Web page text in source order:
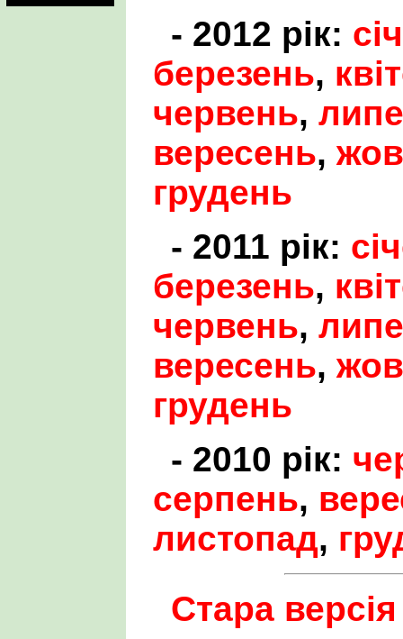
- 2012 рік:
березень,
червень,
вересень,
грудень
- 2011 рік:
березень,
червень,
вересень,
грудень
- 2010 рік:
серпень,
листопад,
Стара